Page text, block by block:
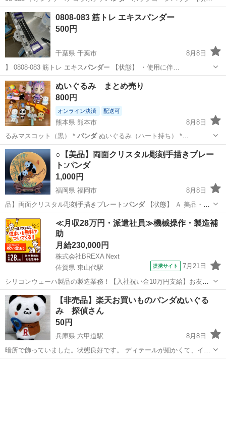
態…
愛知 名古屋市 バッグ ポップコーン
0808-083 筋トレ エキスパンダー
500円
千葉県 千葉市
8月8日
】 0808-083 筋トレ エキスパンダ ー 【状態】 ・使用に伴…
千葉 千葉市 フィットネス、トレーニング
エキスパンダー
ぬいぐるみ まとめ売り
800円
オンライン決済 配送可
熊本県 熊本市
8月8日
るみマスコット（黒） * パンダ ぬいぐるみ（ハート持ち） *…
熊本 熊本市 おもちゃ マスコット
○【美品】両面クリスタル彫刻手描きプレー
ト:パンダ
1,000円
福岡県 福岡市
8月8日
品】両面クリスタル彫刻手描きプレート:パンダ【状態】 Ａ 美品・傷
汚れ極わ…
福岡 福岡市 インテリア雑貨/小物
≪月収28万円・派遣社員≫機械操作・製造補
助
月給230,000円
株式会社BREXA Next
佐賀県 東山代駅
提携サイト 7月21日
シリコンウェーハ製品の製造業務！【入社祝い金10万円支給】お友達
やカップルとの応募OK◎年間休日129日＆休出なしでプライベート充
実♪業務はクリーンルームで快適作業◎自社正社員登用制度あり★1食
300円～の格安食堂あり！《佐...
佐賀 伊万里市 東山代駅 その他
【非売品】楽天お買いものパンダぬいぐる
み 探偵さん
50円
兵庫県 六甲道駅
8月8日
暗所で飾っていました。状態良好です。 ディテールが細かくて、イラ
ストの再現度が高いです。